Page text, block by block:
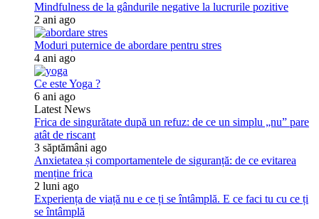
Mindfulness de la gândurile negative la lucrurile pozitive
2 ani ago
Moduri puternice de abordare pentru stres
4 ani ago
Ce este Yoga ?
6 ani ago
Latest News
Frica de singurătate după un refuz: de ce un simplu „nu” pare
atât de riscant
3 săptămâni ago
Anxietatea și comportamentele de siguranță: de ce evitarea
menține frica
2 luni ago
Experiența de viață nu e ce ți se întâmplă. E ce faci tu cu ce ți
se întâmplă